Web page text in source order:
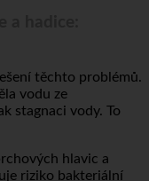
těchto problémů.
vodu ze
stagnaci vody. To
hlavic a